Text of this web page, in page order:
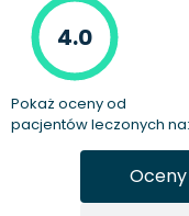
4.0
Pokaż oceny od
pacjentów leczonych na: